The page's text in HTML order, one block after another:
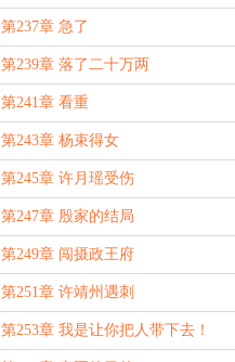
第237章 急了
第239章 落了二十万两
第241章 看重
第243章 杨束得女
第245章 许月瑶受伤
第247章 殷家的结局
第249章 闯摄政王府
第251章 许靖州遇刺
第253章 我是让你把人带下去！